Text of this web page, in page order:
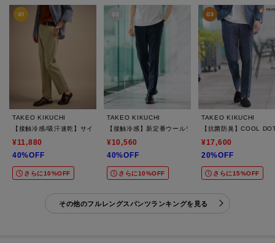
TAKEO KIKUCHI
【接触冷感/吸汗速乾】サイドゴアウエスト ストレートパンツ
¥11,880
40%OFF
さらに10%OFF
TAKEO KIKUCHI
【接触冷感】新定番ウールライクトロ パンツ
¥10,560
40%OFF
さらに10%OFF
TAKEO KIKUCHI
【抗菌防臭】COOL
¥17,600
20%OFF
さらに15%OFF
その他のフルレングスパンツランキングを見る